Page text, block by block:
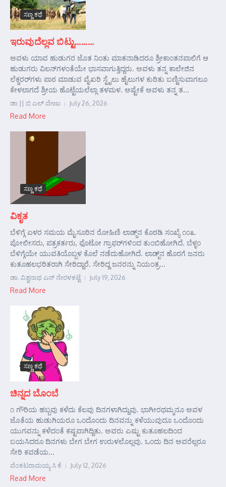
ಸಣ್ಣ ಕಥೆ
ಇರುವುದೆಲ್ಲವ ಬಿಟ್ಟು………
ಅವಳು ಯಾವ ಹುಡುಗರ ಜೊತ ನಿಂತು ಮಾತನಾಡಿದರೂ ಶ್ರೀಕಾಂತನಪಾಲಿಗೆ ಆ
ಹುಡುಗರು ವಿಲನ್‌ಗಳಂತೆಯೇ ಭಾಸವಾಗುತ್ತಿದ್ದರು. ಅವಳು ತನ್ನ ಕಾಲೇಜಿನ
ಲೆಕ್ಚರರ್‌ಗಳು ಪಾಠ ಮಾಡುವ ವೈಖರಿ ಸ್ಟೈಲು ಹೈಲುಗಳ ಕುರಿತು ಬಣ್ಣಿಸುವಾಗಲೂ
ಕೇಳಲಾಗದೆ ಶ್ರೀಯ ಹೊಟ್ಟೆಯಲೆಲ್ಲಾ ತಳಮಳ. ಅಷ್ಟೇಕೆ ಅವಳು ತನ್ನ ತ...
ಡಾ || ಬಿ ಎಲ್ ವೇಣು July 26, 2026
Read More
ಸಣ್ಣ ಕಥೆ
ವಿಕೃತ
ಬೆಳಿಗ್ಗೆ ಏಳರ ಸಮಯ ಮೈಸೂರಿನ ರೋಹಿಣಿ ಲಾಡ್ಜ್‌ನ ಕೊಠಡಿ ಸಂಖ್ಯೆ ೧೦೩.
ಪೋಲೀಸರು, ಪತ್ರಕರ್ತರು, ಫೊಟೋ ಗ್ರಾಫರ್‌ಗಳಿಂದ ತುಂಬಿಹೋಗಿದೆ. ಬೆಳ್ಳಂ
ಬೆಳಿಗ್ಗೆಯೇ ಯುವತಿಯೊಬ್ಬಳ ಕೊಲೆ ನಡೆದುಹೋಗಿದೆ. ಲಾಡ್ಜ್‌ನ ಹೊರಗೆ ಜನರು
ಕುತೂಹಲಭರಿತರಾಗಿ ಸೇರಿದ್ದಾರೆ. ಸೇರಿದ್ದ ಜನರನ್ನು ನಿಯಂತ್ರ...
ಡಾ. ವಿಶ್ವನಾಥ ಎನ್ ನೇರಳಕಟ್ಟೆ July 19, 2026
Read More
ಸಣ್ಣ ಕಥೆ
ಚಿನ್ನದ ಬೊಂಬೆ
೧ ಗೌರಿಯ ಹಬ್ಬವು ಕಳೆದು ಕೆಲವು ದಿನಗಳಾಗಿದ್ದುವು. ಭಾಗೀರಥಮ್ಮನೂ ಅವಳ
ಜೊತೆಯ ಹುಡುಗಿಯರೂ ಒಂದೊಂದು ದಿನವನ್ನು ಕಳೆಯುವುದೂ ಒಂದೊಂದು
ಯುಗವನ್ನು ಕಳೆದಂತೆ ಕಷ್ಟವಾಗಿದ್ದಿತು. ಅವರು ಎಷ್ಟು ಕುತೂಹಲದಿಂದ
ಬಯಸಿದರೂ ದಿನಗಳು ಬೇಗ ಬೇಗ ಉರುಳಲೊಲ್ಲವು. ಒಂದು ದಿನ ಅವರೆಲ್ಲರೂ
ಸೇರಿ ಕವಡೆಯ...
ವೆಂಕಟರಾಮಯ್ಯ ಸಿ ಕೆ July 12, 2026
Read More